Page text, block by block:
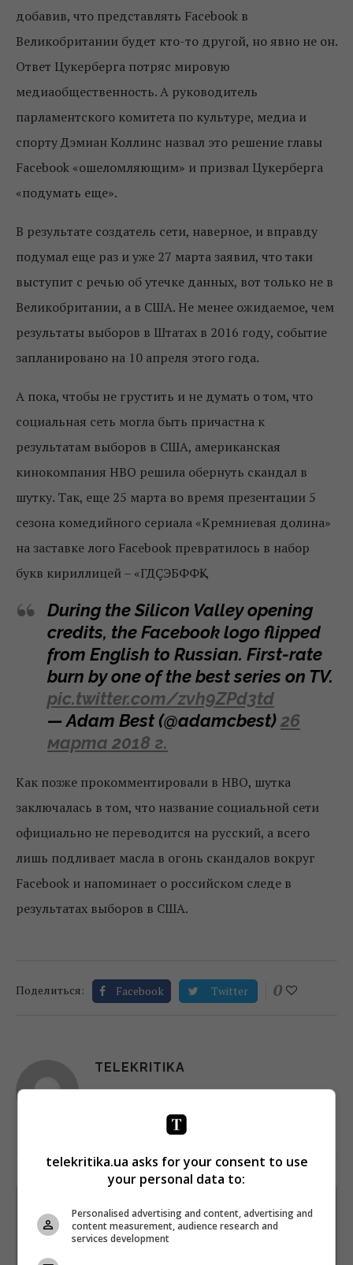
добавив, что представлять Facebook в
Великобритании будет кто-то другой, но явно не он.
Ответ Цукерберга потряс мировую
медиаобщественность. А руководитель
парламентского комитета по культуре, медиа и
спорту Дэмиан Коллинс назвал это решение главы
Facebook «ошеломляющим» и призвал Цукерберга
«подумать еще».
В результате создатель сети, наверное, и вправду
подумал еще раз и уже 27 марта заявил, что таки
выступит с речью об утечке данных, вот только не в
Великобритании, а в США. Не менее ожидаемое, чем
результаты выборов в Штатах в 2016 году, событие
запланировано на 10 апреля этого года.
А пока, чтобы не грустить и не думать о том, что
социальная сеть могла быть причастна к
результатам выборов в США, американская
кинокомпания HBO решила обернуть скандал в
шутку. Так, еще 25 марта во время презентации 5
сезона комедийного сериала «Кремниевая долина»
на заставке лого Facebook превратилось в набор
букв кириллицей – «ГДÇЭБФФҚ».
During the Silicon Valley opening
credits, the Facebook logo flipped
from English to Russian. First-rate
burn by one of the best series on TV.
pic.twitter.com/zvh9ZPd3td
— Adam Best (@adamcbest)26
марта 2018 г.
Как позже прокомментировали в HBO, шутка
заключалась в том, что название социальной сети
официально не переводится на русский, а всего
лишь подливает масла в огонь скандалов вокруг
Facebook и напоминает о российском следе в
результатах выборов в США.
Поделиться: Facebook Twitter 0
TELEKRITIKA
Щотижневий лист з найцікавішим.
Пишемо з любов'ю
!
Підпишіться ще раз, якщо не отримуєте від нас листи
telekritika.ua asks for your consent to use
your personal data to:
Personalised advertising and content, advertising and
content measurement, audience research and
services development